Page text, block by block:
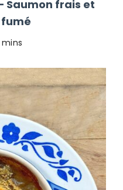
Saumon frais et
mins